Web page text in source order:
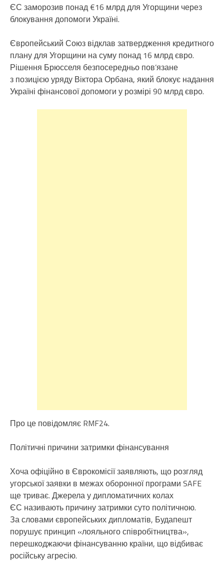
ЄС заморозив понад €16 млрд для Угорщини через
блокування допомоги Україні.
Європейський Союз відклав затвердження кредитного
плану для Угорщини на суму понад 16 млрд євро.
Рішення Брюсселя безпосередньо пов’язане
з позицією уряду Віктора Орбана, який блокує надання
Україні фінансової допомоги у розмірі 90 млрд євро.
Про це повідомляє RMF24.
Політичні причини затримки фінансування
Хоча офіційно в Єврокомісії заявляють, що розгляд
угорської заявки в межах оборонної програми SAFE
ще триває. Джерела у дипломатичних колах
ЄС називають причину затримки суто політичною.
За словами європейських дипломатів, Будапешт
порушує принцип «лояльного співробітництва»,
перешкоджаючи фінансуванню країни, що відбиває
російську агресію.